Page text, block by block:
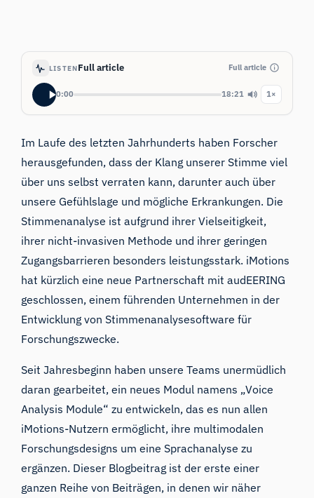
LISTENFull article Full article
0:00 18:21 1×
Im Laufe des letzten Jahrhunderts haben Forscher
herausgefunden, dass der Klang unserer Stimme viel
über uns selbst verraten kann, darunter auch über
unsere Gefühlslage und mögliche Erkrankungen. Die
Stimmenanalyse ist aufgrund ihrer Vielseitigkeit,
ihrer nicht-invasiven Methode und ihrer geringen
Zugangsbarrieren besonders leistungsstark. iMotions
hat kürzlich eine neue Partnerschaft mitaudEERING
geschlossen, einem führenden Unternehmen in der
Entwicklung von Stimmenanalysesoftware für
Forschungszwecke.
Seit Jahresbeginn haben unsere Teams unermüdlich
daran gearbeitet, ein neues Modul namens „Voice
Analysis Module“ zu entwickeln, das es nun allen
iMotions-Nutzern ermöglicht, ihre multimodalen
Forschungsdesigns um eine Sprachanalyse zu
ergänzen. Dieser Blogbeitrag ist der erste einer
ganzen Reihe von Beiträgen, in denen wir näher